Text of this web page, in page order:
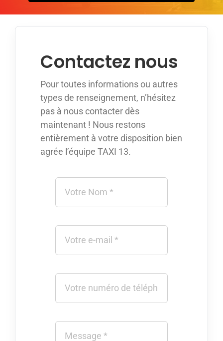
Appeler avec Whatsapp
Français
Contactez nous
Pour toutes informations ou autres
types de renseignement, n’hésitez
pas à nous contacter dès
maintenant ! Nous restons
entièrement à votre disposition bien
agrée l’équipe TAXI 13.